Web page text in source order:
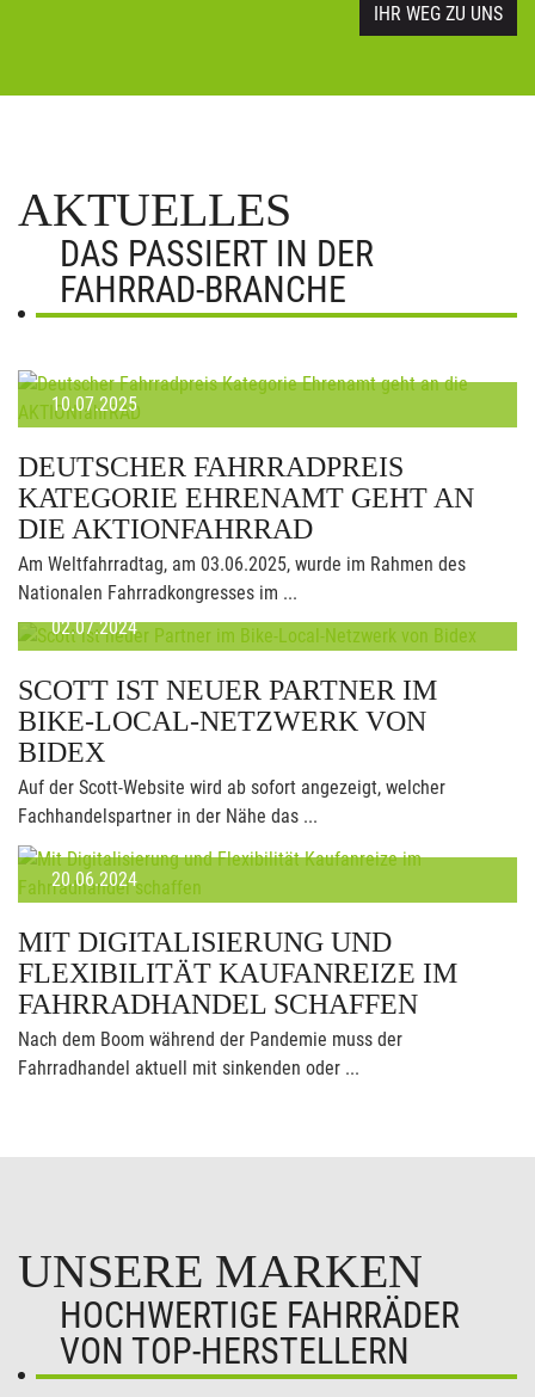
IHR WEG ZU UNS
AKTUELLES
DAS PASSIERT IN DER
FAHRRAD-BRANCHE
10.07.2025
DEUTSCHER FAHRRADPREIS
KATEGORIE EHRENAMT GEHT AN
DIE AKTIONFAHRRAD
Am Weltfahrradtag, am 03.06.2025, wurde im Rahmen des
Nationalen Fahrradkongresses im ...
02.07.2024
SCOTT IST NEUER PARTNER IM
BIKE-LOCAL-NETZWERK VON
BIDEX
Auf der Scott-Website wird ab sofort angezeigt, welcher
Fachhandelspartner in der Nähe das ...
20.06.2024
MIT DIGITALISIERUNG UND
FLEXIBILITÄT KAUFANREIZE IM
FAHRRADHANDEL SCHAFFEN
Nach dem Boom während der Pandemie muss der
Fahrradhandel aktuell mit sinkenden oder ...
UNSERE MARKEN
HOCHWERTIGE FAHRRÄDER
VON TOP-HERSTELLERN